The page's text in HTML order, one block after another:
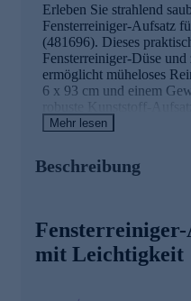
Erleben Sie strahlend
Fensterreiniger-Aufsatz
(481696). Dieses
Fensterreiniger-Düse
ermöglicht müheloses
6 x 93 cm und einem
robuste Kunststoff-
Kombination mit dem
Mehr lesen
Beschreibung
mit Leichtigkeit